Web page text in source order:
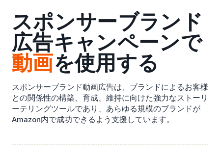
スポンサーブランド
広告キャンペーンで
動画を使用する
スポンサーブランド動画広告は、ブランドによるお客様
との関係性の構築、育成、維持に向けた強力なストーリ
ーテリングツールであり、あらゆる規模のブランドが
Amazon内で成功できるよう支援しています。